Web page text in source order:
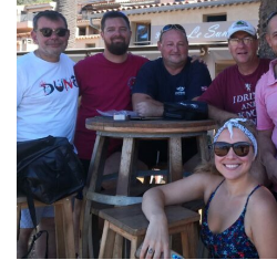
ECOLE DE PLONGEE
Formations
Jeune plongeur
Plongeur N1
Plongeur N2
Plongeur N3
Maintien des acquis